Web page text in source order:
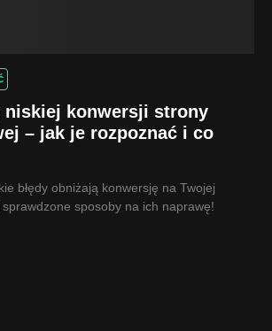
niskiej konwersji strony
– jak je rozpoznać i co
błędy obniżają konwersję na Twojej
sposoby na ich naprawę!